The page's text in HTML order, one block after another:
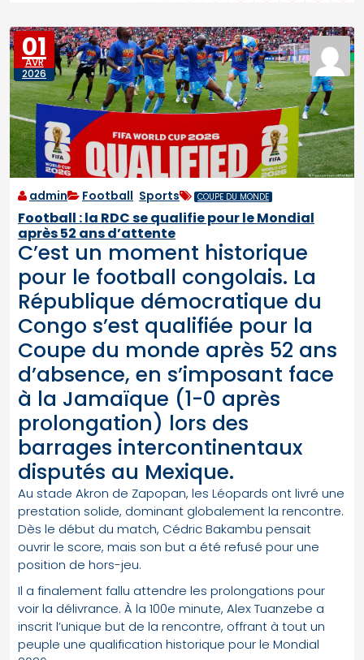
01
AVR
2026
admin Football Sports COUPE DU MONDE
Football : la RDC se qualifie pour le Mondial
après 52 ans d’attente
C’est un moment historique
pour le football congolais. La
République démocratique du
Congo s’est qualifiée pour la
Coupe du monde après 52 ans
d’absence, en s’imposant face
à la Jamaïque (1-0 après
prolongation) lors des
barrages intercontinentaux
disputés au Mexique.
Au stade Akron de Zapopan, les Léopards ont livré une
prestation solide, dominant globalement la rencontre.
Dès le début du match, Cédric Bakambu pensait
ouvrir le score, mais son but a été refusé pour une
position de hors-jeu.
Il a finalement fallu attendre les prolongations pour
voir la délivrance. À la 100e minute, Alex Tuanzebe a
inscrit l’unique but de la rencontre, offrant à tout un
peuple une qualification historique pour le Mondial